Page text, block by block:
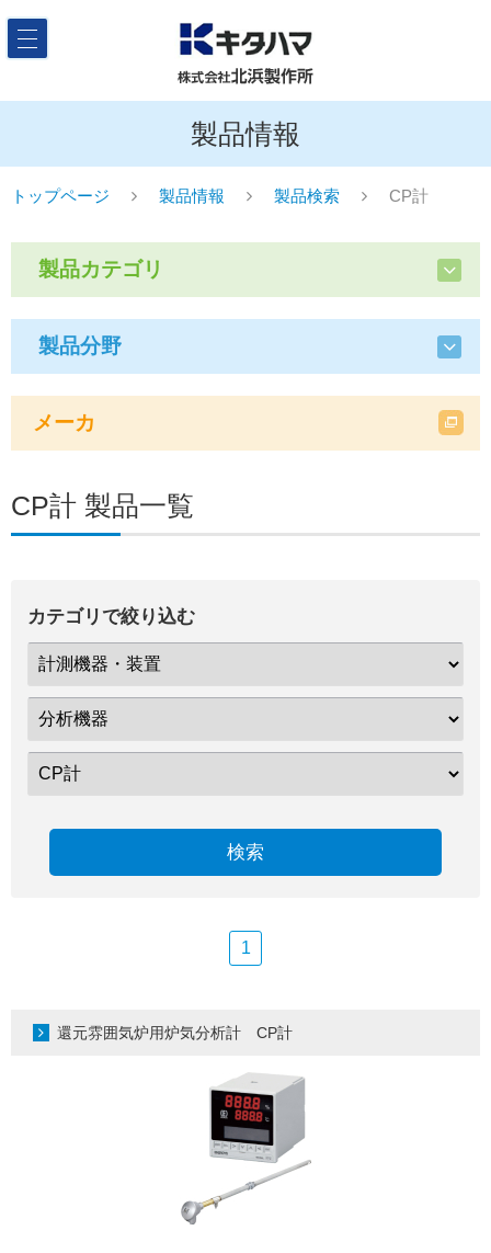
製品情報
トップページ 製品情報 製品検索 CP計
製品カテゴリ
製品分野
メーカ
CP計 製品一覧
カテゴリで絞り込む
検索
1
還元雰囲気炉用炉気分析計 CP計